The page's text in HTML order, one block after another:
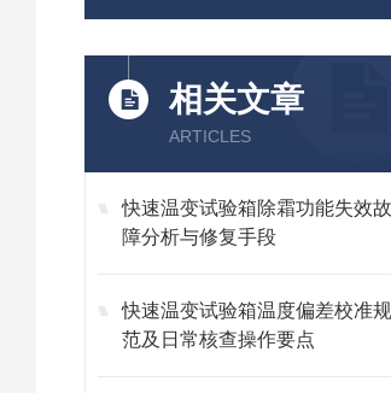
相关文章
ARTICLES
快速温变试验箱除霜功能失效故
障分析与修复手段
快速温变试验箱温度偏差校准规
范及日常核查操作要点